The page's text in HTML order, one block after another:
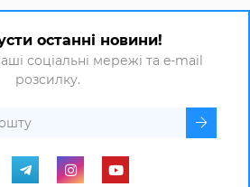
останні новини!
соціальні мережі та e-mail
розсилку.